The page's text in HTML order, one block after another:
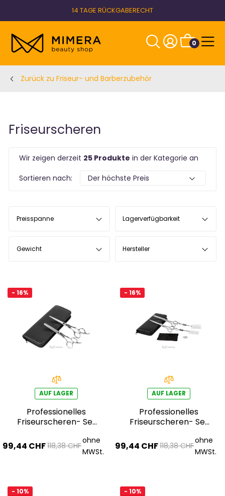
14 TAGE RÜCKGABERECHT
0
Zurück zu Friseur- und Barberzubehör
Friseurscheren
Wir zeigen derzeit 25 Produkte in der Kategorie an
Sortieren nach:
Preisspanne Lagerverfügbarkeit
Gewicht Hersteller
- 16%
AUF LAGER
Professionelles
Friseurscheren- Set
99,44 CHF118,38 CHF
ohne
MWSt.
- 16%
AUF LAGER
Professionelles
Friseurscheren- Set
99,44 CHF118,38 CHF
ohne
MWSt.
- 10% - 10%